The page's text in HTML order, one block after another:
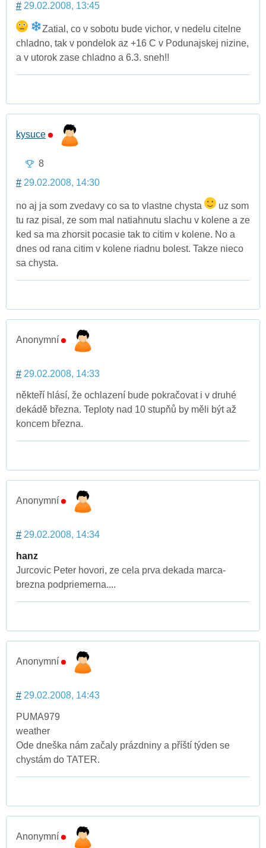
# 29.02.2008, 13:45
Zatial, co v sobotu bude vichor, v nedelu citelne
chladno, tak v pondelok az +16 C v Podunajskej nizine,
a v utorok zase chladno a 6.3. sneh!!
kysuce
8
# 29.02.2008, 14:30
no aj ja som zvedavy co sa to vlastne chysta
uz som
tu raz pisal, ze som mal natiahnutu slachu v kolene a ze
ked sa ma zhorsit pocasie tak to citim v kolene. No a
dnes od rana citim v kolene riadnu bolest. Takze nieco
sa chysta.
Anonymní
# 29.02.2008, 14:33
někteří hlásí, že ochlazení bude pokračovat i v druhé
dekádě března. Teploty nad 10 stupňů by měli být až
koncem března.
Anonymní
# 29.02.2008, 14:34
hanz
Jurcovic Peter hovori, ze cela prva dekada marca-
brezna podpriemerna....
Anonymní
# 29.02.2008, 14:43
PUMA979
weather
Ode dneška nám začaly prázdniny a příští týden se
chystám do TATER.
Anonymní